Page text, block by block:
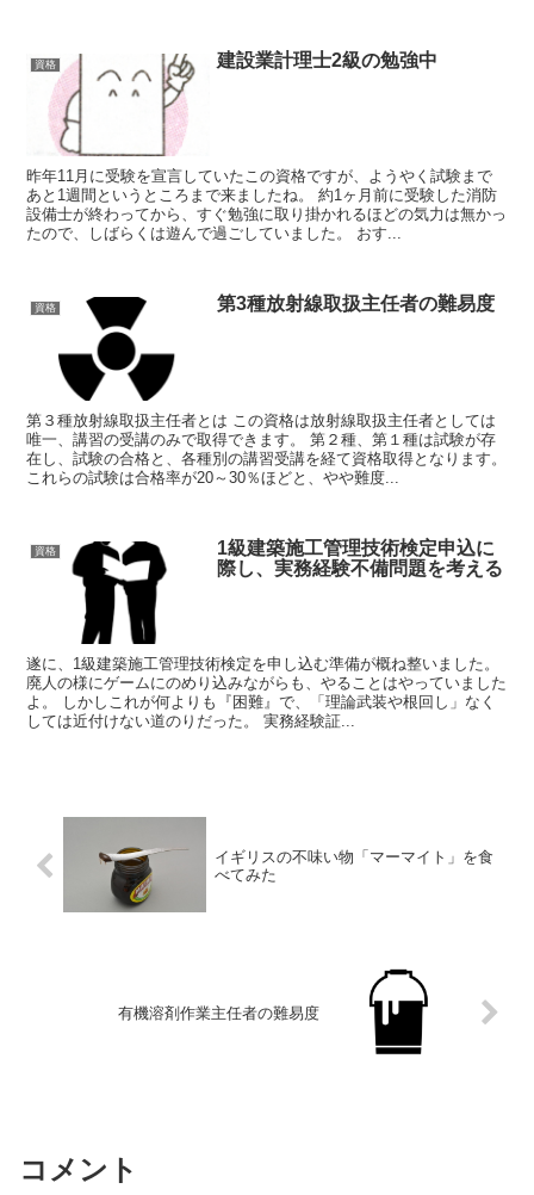
資格 建設業計理士2級の勉強中
昨年11月に受験を宣言していたこの資格ですが、ようやく試験まで
あと1週間というところまで来ましたね。 約1ヶ月前に受験した消防
設備士が終わってから、すぐ勉強に取り掛かれるほどの気力は無かっ
たので、しばらくは遊んで過ごしていました。 おす...
資格 第3種放射線取扱主任者の難易度
第３種放射線取扱主任者とは この資格は放射線取扱主任者としては
唯一、講習の受講のみで取得できます。 第２種、第１種は試験が存
在し、試験の合格と、各種別の講習受講を経て資格取得となります。
これらの試験は合格率が20～30％ほどと、やや難度...
資格
1級建築施工管理技術検定申込に
際し、実務経験不備問題を考える
遂に、1級建築施工管理技術検定を申し込む準備が概ね整いました。
廃人の様にゲームにのめり込みながらも、やることはやっていました
よ。 しかしこれが何よりも『困難』で、「理論武装や根回し」なく
しては近付けない道のりだった。 実務経験証...
イギリスの不味い物「マーマイト」を食
べてみた
有機溶剤作業主任者の難易度
コメント